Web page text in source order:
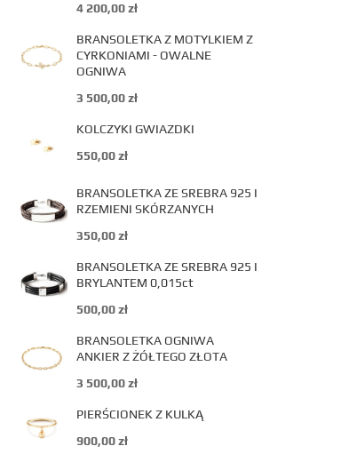
4 200,00zł
BRANSOLETKA Z MOTYLKIEM Z
CYRKONIAMI - OWALNE
OGNIWA
3 500,00zł
KOLCZYKI GWIAZDKI
550,00zł
BRANSOLETKA ZE SREBRA 925 I
RZEMIENI SKÓRZANYCH
350,00zł
BRANSOLETKA ZE SREBRA 925 I
BRYLANTEM 0,015ct
500,00zł
BRANSOLETKA OGNIWA
ANKIER Z ŻÓŁTEGO ZŁOTA
3 500,00zł
PIERŚCIONEK Z KULKĄ
900,00zł